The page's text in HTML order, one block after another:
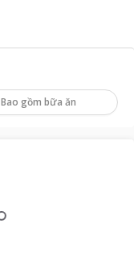
Bao gồm bữa ăn